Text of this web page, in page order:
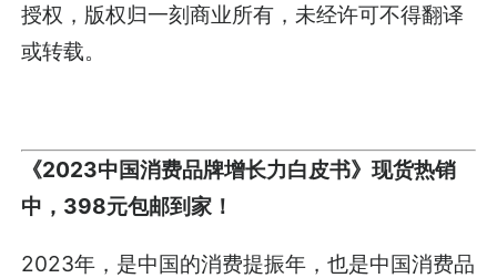
授权，版权归一刻商业所有，未经许可不得翻译
或转载。
《2023中国消费品牌增长力白皮书》现货热销
中，398元包邮到家！
2023年，是中国的消费提振年，也是中国消费品